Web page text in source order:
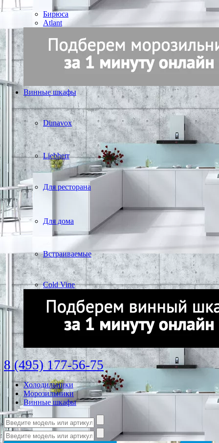
Бирюса
Atlant
Винные шкафы
Dunavox
Liebherr
Для ресторана
Для дома
Встраиваемые
Cold Vine
8 (495) 177-56-75
Холодильники
Морозильники
Винные шкафы